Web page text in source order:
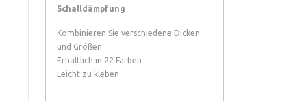
Schalldämpfung
Kombinieren Sie verschiedene Dicken
und Größen
Erhältlich in 22 Farben
Leicht zu kleben